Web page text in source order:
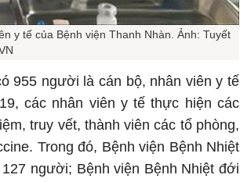
y tế của Bệnh viện Thanh Nhàn. Ảnh: Tuyết
955 người là cán bộ, nhân viên y tế
các nhân viên y tế thực hiện các
truy vết, thành viên các tổ phòng,
Trong đó, Bệnh viện Bệnh Nhiệt
người; Bệnh viện Bệnh Nhiệt đới